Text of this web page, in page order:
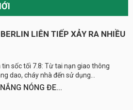
LIÊN TIẾP XẢY RA NHIỀU
sốc tối 7.8: Từ tai nạn giao thông
dao, cháy nhà đến sử dụng...
NÓNG ĐE...